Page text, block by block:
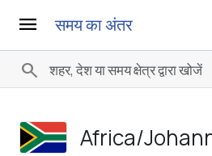
menu समय का अंतर
search
Africa/­